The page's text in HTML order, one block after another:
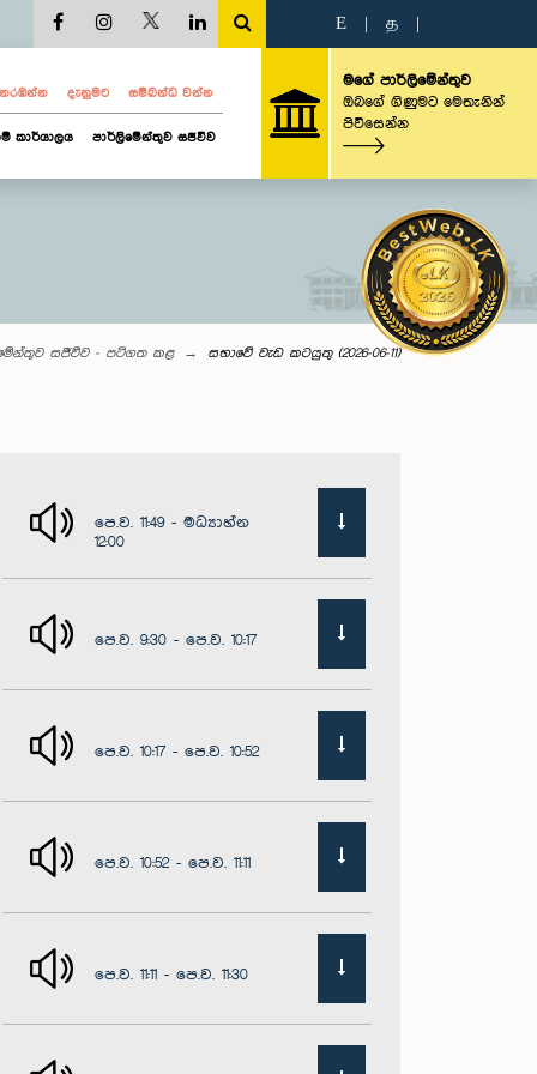
E த
දැනුමට සම්බන්ධ වන්න
කාර්යාලය පාර්ලිමේන්තුව සජීවීව
මගේ පාර්ලිමේන්තුව
ඔබගේ ගිණුමට මෙතැනින්
පිවිසෙන්න
සජීවීව - පටිගත කළ සභාවේ වැඩ කටයුතු (2026-06-11)
පෙ.ව. 11:49 - මධ්‍යාහ්න
12:00
පෙ.ව. 9:30 - පෙ.ව. 10:17
පෙ.ව. 10:17 - පෙ.ව. 10:52
පෙ.ව. 10:52 - පෙ.ව. 11:11
පෙ.ව. 11:11 - පෙ.ව. 11:30